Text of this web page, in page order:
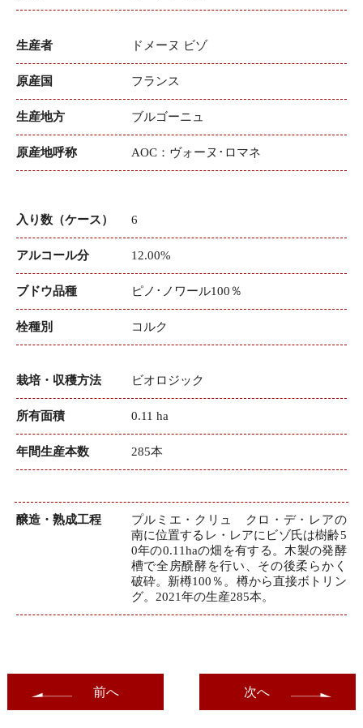
生産者 ドメーヌ ビゾ
原産国 フランス
生産地方 ブルゴーニュ
原産地呼称 AOC：ヴォーヌ･ロマネ
入り数（ケース） 6
アルコール分 12.00%
ブドウ品種 ピノ･ノワール100％
栓種別 コルク
栽培・収穫方法 ビオロジック
所有面積 0.11 ha
年間生産本数 285本
醸造・熟成工程
プルミエ・クリュ クロ・デ・レアの
南に位置するレ・レアにビゾ氏は樹齢5
0年の0.11haの畑を有する。木製の発酵
槽で全房醗酵を行い、その後柔らかく
破砕。新樽100％。樽から直接ボトリン
グ。2021年の生産285本。
前へ 次へ